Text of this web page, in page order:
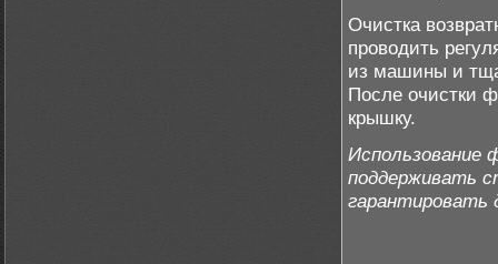
Очистка
проводить
из машины и
После очистки
крышку.
Использование
поддерживать
гарантировать